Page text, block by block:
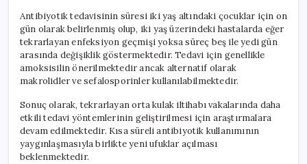
Antibiyotik tedavisinin süresi iki yaş altındaki çocuklar için on
gün olarak belirlenmiş olup, iki yaş üzerindeki hastalarda eğer
tekrarlayan enfeksiyon geçmişi yoksa süreç beş ile yedi gün
arasında değişiklik göstermektedir. Tedavi için genellikle
amoksisilin önerilmektedir ancak alternatif olarak
makrolidler ve sefalosporinler kullanılabilmektedir.
Sonuç olarak, tekrarlayan orta kulak iltihabı vakalarında daha
etkili tedavi yöntemlerinin geliştirilmesi için araştırmalara
devam edilmektedir. Kısa süreli antibiyotik kullanımının
yaygınlaşmasıyla birlikte yeni ufuklar açılması
beklenmektedir.